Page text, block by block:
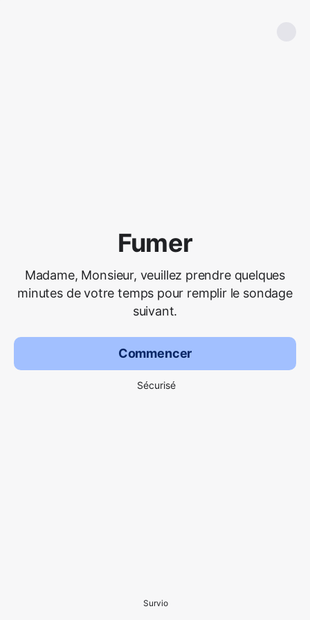
Fumer
Madame, Monsieur, veuillez prendre quelques
minutes de votre temps pour remplir le sondage
suivant.
Commencer
Sécurisé
Survio